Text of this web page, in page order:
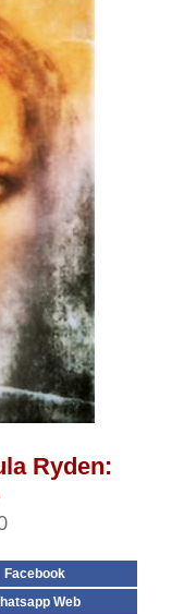
Ryden:
Facebook
Web